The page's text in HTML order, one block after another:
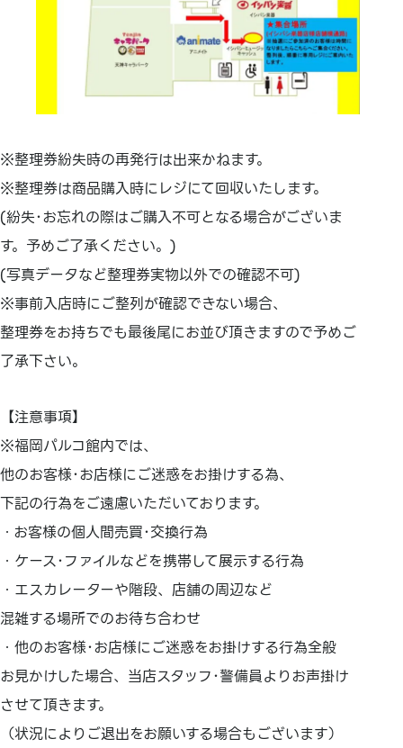
※整理券紛失時の再発行は出来かねます。
※整理券は商品購入時にレジにて回収いたします。
(紛失･お忘れの際はご購入不可となる場合がございま
す。予めご了承ください。)
(写真データなど整理券実物以外での確認不可)
※事前入店時にご整列が確認できない場合、
整理券をお持ちでも最後尾にお並び頂きますので予めご
了承下さい。
【注意事項】
※福岡パルコ館内では、
他のお客様･お店様にご迷惑をお掛けする為、
下記の行為をご遠慮いただいております。
・お客様の個人間売買･交換行為
・ケース･ファイルなどを携帯して展示する行為
・エスカレーターや階段、店舗の周辺など
混雑する場所でのお待ち合わせ
・他のお客様･お店様にご迷惑をお掛けする行為全般
お見かけした場合、当店スタッフ･警備員よりお声掛け
させて頂きます。
（状況によりご退出をお願いする場合もございます）